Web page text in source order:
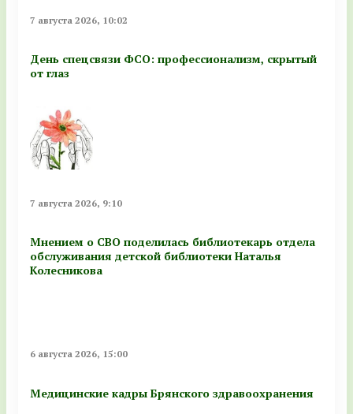
7 августа 2026, 10:02
День спецсвязи ФСО: профессионализм, скрытый
от глаз
7 августа 2026, 9:10
Мнением о СВО поделилась библиотекарь отдела
обслуживания детской библиотеки Наталья
Колесникова
6 августа 2026, 15:00
Медицинские кадры Брянского здравоохранения